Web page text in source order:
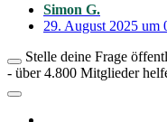
Simon G.
29. August 2025 um
Stelle deine Frage
- über 4.800 Mitglieder